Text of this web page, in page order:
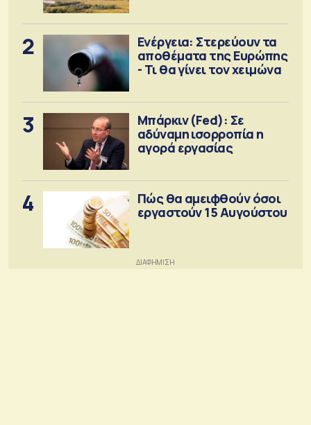
2
Ενέργεια: Στερεύουν τα
αποθέματα της Ευρώπης
- Τι θα γίνει τον χειμώνα
3
Μπάρκιν (Fed): Σε
αδύναμη ισορροπία η
αγορά εργασίας
4
Πώς θα αμειφθούν όσοι
εργαστούν 15 Αυγούστου